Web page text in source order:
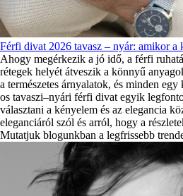
Férfi divat 2026 tavasz – nyár: amikor a
Ahogy megérkezik a jó idő, a férfi
rétegek helyét átveszik a könnyű
a természetes árnyalatok, és minden
os tavaszi–nyári férfi divat egyik
választani a kényelem és az elegancia
eleganciáról szól és arról, hogy a
Mutatjuk blogunkban a legfrissebb